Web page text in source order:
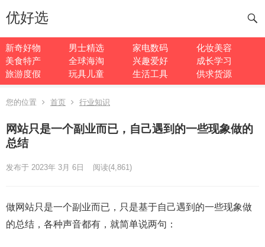
优好选
新奇好物 男士精选 家电数码
化妆美容
美食特产
全球海淘 兴趣爱好
成长学习
旅游度假
玩具儿童 生活工具 供求货源
您的位置 首页 行业知识
网站只是一个副业而已，自己遇到的一些现象做的
总结
发布于 2023年 3月 6日 阅读(4,861)
做网站只是一个副业而已，只是基于自己遇到的一些现象做
的总结，各种声音都有，就简单说两句：